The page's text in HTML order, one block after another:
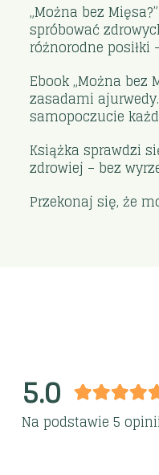
„Można bez
spróbować
różnorodne posiłki
Ebook „Można
zasadami
samopoczucie
Książka sprawdzi
zdrowiej – bez
Przekonaj się, że
5.0
Na podstawie 5